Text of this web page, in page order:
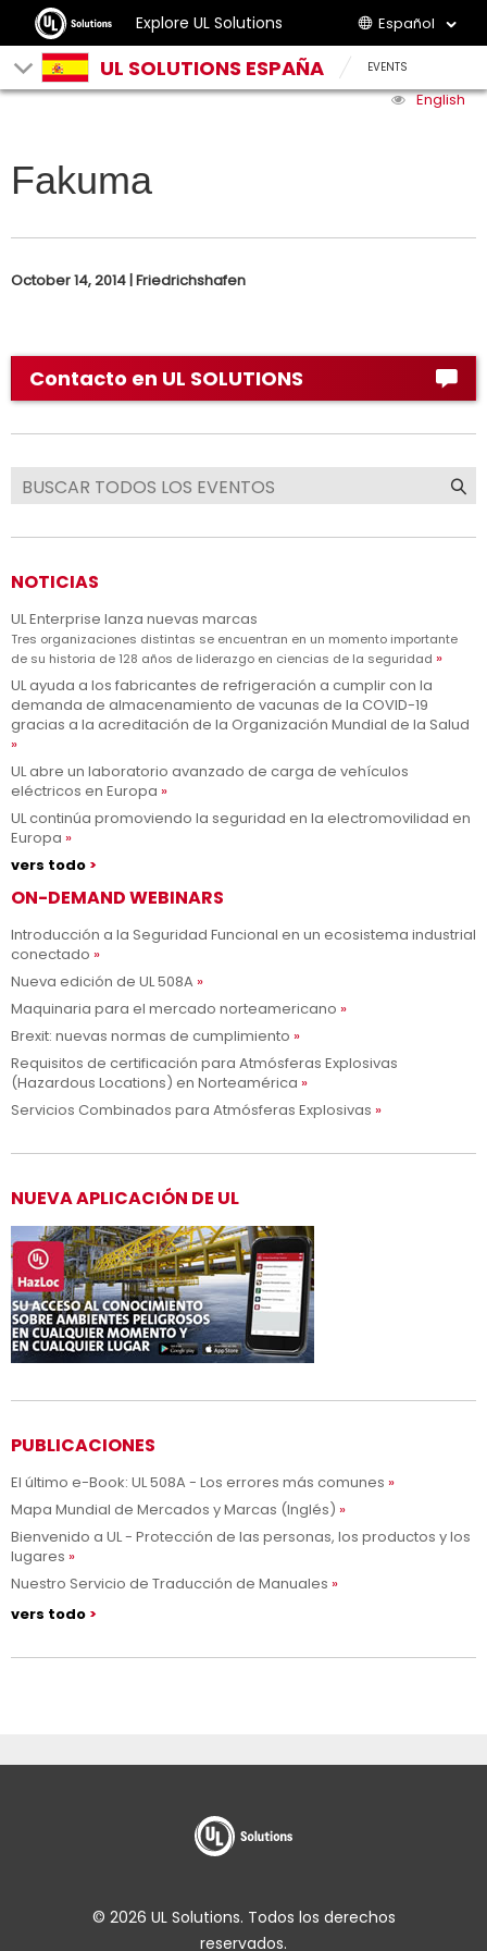
Explore UL Solutions Español
UL SOLUTIONS ESPAÑA EVENTS
English
Fakuma
October 14, 2014 | Friedrichshafen
Contacto en UL SOLUTIONS
NOTICIAS
UL Enterprise lanza nuevas marcas
Tres organizaciones distintas se encuentran en un momento importante
de su historia de 128 años de liderazgo en ciencias de la seguridad
UL ayuda a los fabricantes de refrigeración a cumplir con la
demanda de almacenamiento de vacunas de la COVID-19
gracias a la acreditación de la Organización Mundial de la Salud
UL abre un laboratorio avanzado de carga de vehículos
eléctricos en Europa
UL continúa promoviendo la seguridad en la electromovilidad en
Europa
vers todo
ON-DEMAND WEBINARS
Introducción a la Seguridad Funcional en un ecosistema industrial
conectado
Nueva edición de UL 508A
Maquinaria para el mercado norteamericano
Brexit: nuevas normas de cumplimiento
Requisitos de certificación para Atmósferas Explosivas
(Hazardous Locations) en Norteamérica
Servicios Combinados para Atmósferas Explosivas
NUEVA APLICACIÓN DE UL
PUBLICACIONES
El último e-Book: UL 508A - Los errores más comunes
Mapa Mundial de Mercados y Marcas (Inglés)
Bienvenido a UL - Protección de las personas, los productos y los
lugares
Nuestro Servicio de Traducción de Manuales
vers todo
© 2026 UL Solutions. Todos los derechos
reservados.